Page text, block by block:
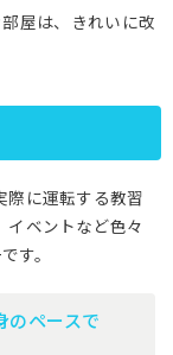
屋は、きれいに改
際に運転する教習
イベントなど色々
す。
のペースで